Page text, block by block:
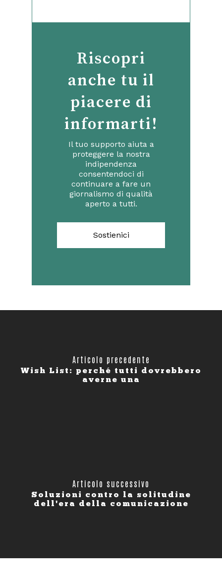
Riscopri
anche tu il
piacere di
informarti!
Il tuo supporto aiuta a
proteggere la nostra
indipendenza
consentendoci di
continuare a fare un
giornalismo di qualità
aperto a tutti.
Sostienici
Articolo precedente
Wish List: perché tutti dovrebbero
averne una
Articolo successivo
Soluzioni contro la solitudine
dell'era della comunicazione